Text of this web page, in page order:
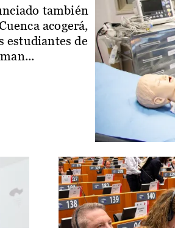
también
acogerá,
estudiantes de